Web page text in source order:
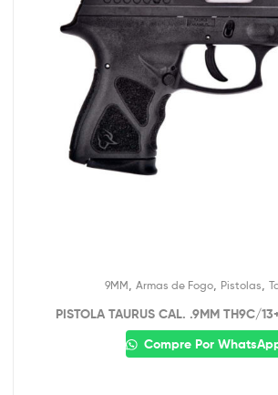
9MM Armas de Fogo Pistolas
PISTOLA TAURUS CAL. .9MM TH9C/
Compre Por